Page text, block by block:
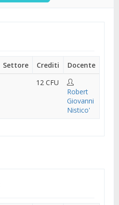
Settore Crediti
Docente
12 CFU
Robert
Giovanni
Nistico'